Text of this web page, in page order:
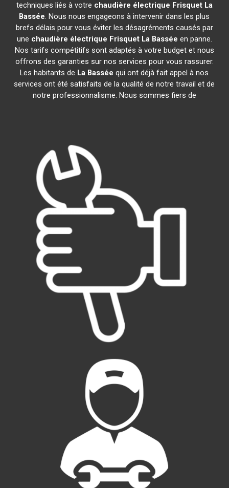
techniques liés à votre chaudière électrique Frisquet La
Bassée. Nous nous engageons à intervenir dans les plus
brefs délais pour vous éviter les désagréments causés par
une chaudière électrique Frisquet La Bassée en panne.
Nos tarifs compétitifs sont adaptés à votre budget et nous
offrons des garanties sur nos services pour vous rassurer.
Les habitants de La Bassée qui ont déjà fait appel à nos
services ont été satisfaits de la qualité de notre travail et de
notre professionnalisme. Nous sommes fiers de